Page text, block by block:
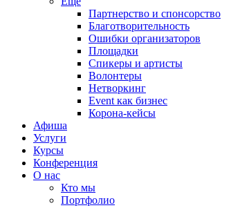
Партнерство и спонсорство
Благотворительность
Ошибки организаторов
Площадки
Спикеры и артисты
Волонтеры
Нетворкинг
Event как бизнес
Корона-кейсы
Афиша
Услуги
Курсы
Конференция
О нас
Кто мы
Портфолио